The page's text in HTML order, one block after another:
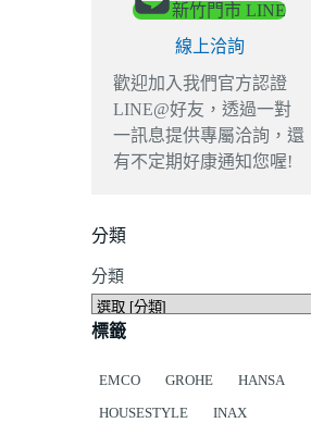
新竹門市 LINE
線上洽詢
歡迎加入我們官方認證
LINE@好友，透過一對
一訊息提供專屬洽詢，還
有不定期好康通知您喔!
分類
分類
標籤
EMCO GROHE
HANSA
HOUSESTYLE
INAX